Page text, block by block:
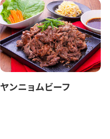
ヤンニョムビーフ